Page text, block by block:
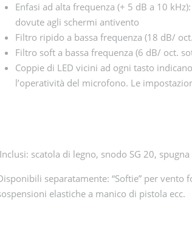
Enfasi ad alta frequenza (+ 5 dB a 10
dovute agli schermi antivento
Filtro ripido a bassa frequenza (18 dB/
Filtro soft a bassa frequenza (6 dB/ oct.
Coppie di LED vicini ad ogni tasto
l’operatività del microfono. Le
Inclusi: scatola di legno, snodo SG 20,
separatamente: “Softie” per
elastiche a manico di pistola ecc.